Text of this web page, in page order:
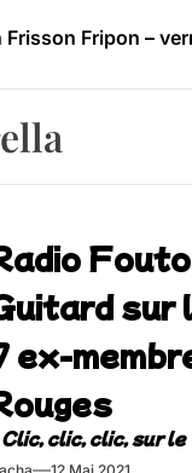
Fripon –
Festival –
sur
ex-